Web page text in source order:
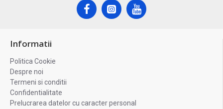
Informatii
Politica Cookie
Despre noi
Termeni si conditii
Confidentialitate
Prelucrarea datelor cu caracter personal